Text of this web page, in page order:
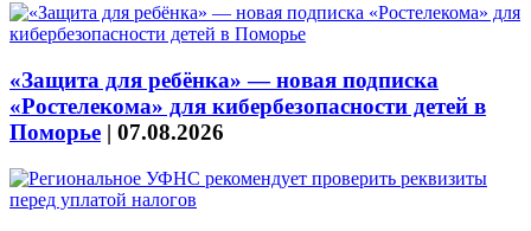
«Защита для ребёнка» — новая подписка
«Ростелекома» для кибербезопасности детей в
Поморье | 07.08.2026